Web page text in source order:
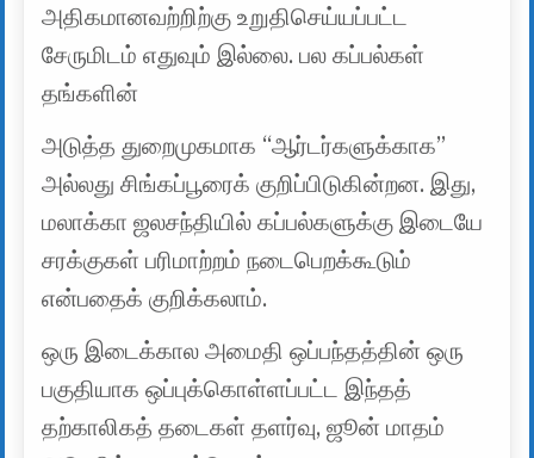
அதிகமானவற்றிற்கு உறுதிசெய்யப்பட்ட
சேருமிடம் எதுவும் இல்லை. பல கப்பல்கள்
தங்களின்
அடுத்த துறைமுகமாக “ஆர்டர்களுக்காக”
அல்லது சிங்கப்பூரைக் குறிப்பிடுகின்றன. இது,
மலாக்கா ஜலசந்தியில் கப்பல்களுக்கு இடையே
சரக்குகள் பரிமாற்றம் நடைபெறக்கூடும்
என்பதைக் குறிக்கலாம்.
ஒரு இடைக்கால அமைதி ஒப்பந்தத்தின் ஒரு
பகுதியாக ஒப்புக்கொள்ளப்பட்ட இந்தத்
தற்காலிகத் தடைகள் தளர்வு, ஜூன் மாதம்